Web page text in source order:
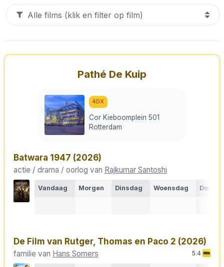
Pathé De Kuip
4DX
Cor Kieboomplein 501
Rotterdam
Batwara 1947 (2026)
actie / drama / oorlog van Rajkumar Santoshi
Vandaag Morgen Dinsdag Woensdag
De Film van Rutger, Thomas en Paco 2 (2026)
familie van Hans Somers 5.4